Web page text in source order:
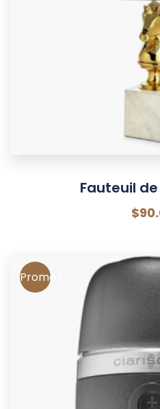
Fauteuil
$
Promo !